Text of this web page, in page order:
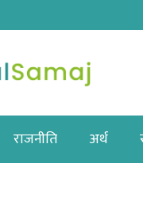
राजनीति अर्थ